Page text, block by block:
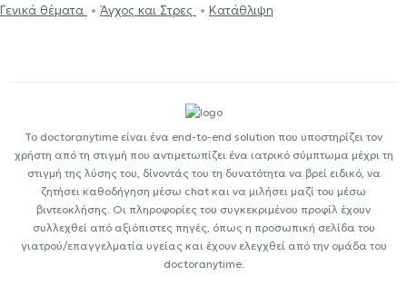
Γενικά θέματα
Άγχος και Στρες Κατάθλιψη
Το doctoranytime είναι ένα end-to-end solution που υποστηρίζει τον
χρήστη από τη στιγμή που αντιμετωπίζει ένα ιατρικό σύμπτωμα μέχρι τη
στιγμή της λύσης του, δίνοντάς του τη δυνατότητα να βρεί ειδικό, να
ζητήσει καθοδήγηση μέσω chat και να μιλήσει μαζί του μέσω
βιντεοκλήσης. Οι πληροφορίες του συγκεκριμένου προφίλ έχουν
συλλεχθεί από αξιόπιστες πηγές, όπως η προσωπική σελίδα του
γιατρού/επαγγελματία υγείας και έχουν ελεγχθεί από την ομάδα του
doctoranytime.